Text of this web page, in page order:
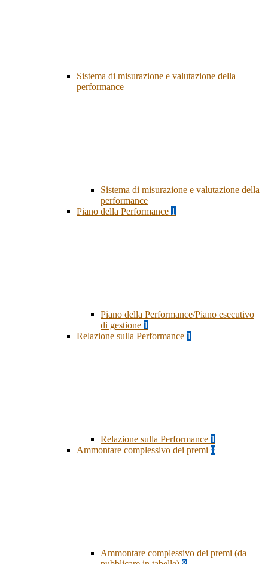
Sistema di misurazione e valutazione della
performance
Sistema di misurazione e valutazione della
performance
Piano della Performance 1
Piano della Performance/Piano esecutivo
di gestione 1
Relazione sulla Performance 1
Relazione sulla Performance 1
Ammontare complessivo dei premi 8
Ammontare complessivo dei premi (da